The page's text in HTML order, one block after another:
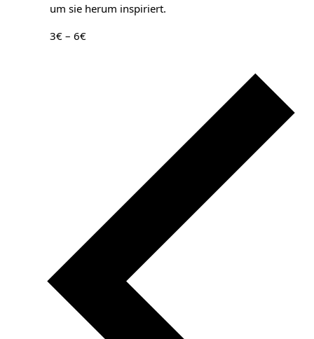
um sie herum inspiriert.
3€ – 6€